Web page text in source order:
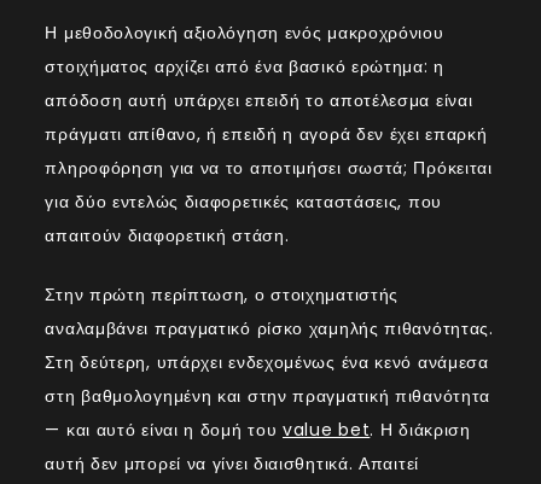
Η μεθοδολογική αξιολόγηση ενός μακροχρόνιου
στοιχήματος αρχίζει από ένα βασικό ερώτημα: η
απόδοση αυτή υπάρχει επειδή το αποτέλεσμα είναι
πράγματι απίθανο, ή επειδή η αγορά δεν έχει επαρκή
πληροφόρηση για να το αποτιμήσει σωστά; Πρόκειται
για δύο εντελώς διαφορετικές καταστάσεις, που
απαιτούν διαφορετική στάση.
Στην πρώτη περίπτωση, ο στοιχηματιστής
αναλαμβάνει πραγματικό ρίσκο χαμηλής πιθανότητας.
Στη δεύτερη, υπάρχει ενδεχομένως ένα κενό ανάμεσα
στη βαθμολογημένη και στην πραγματική πιθανότητα
— και αυτό είναι η δομή τουvalue bet. Η διάκριση
αυτή δεν μπορεί να γίνει διαισθητικά. Απαιτεί